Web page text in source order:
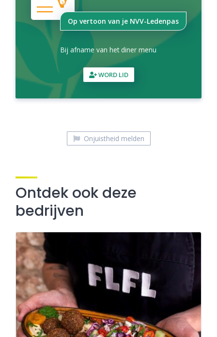
Op vertoon van je NVV-Ledenpas
Bij afname van het diner menu
WORD LID
Onjuistheid melden
Ontdek ook deze
bedrijven